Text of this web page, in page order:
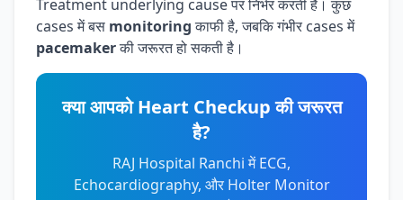
Treatment underlying cause पर निर्भर करती है। कुछ
cases में बस monitoringकाफी है, जबकि गंभीर cases में
pacemakerकी जरूरत हो सकती है।
क्या आपको Heart Checkup की जरूरत
है?
RAJ Hospital Ranchi में ECG,
Echocardiography, और Holter Monitor